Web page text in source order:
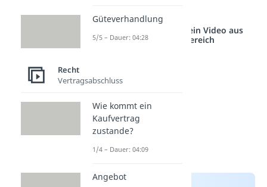
Studyflix vernetzt: Hier ein Video aus
einem anderen Bereich
Güteverhandlung
5/5 – Dauer: 04:28
Recht
Vertragsabschluss
Wie kommt ein
Kaufvertrag
zustande?
1/4 – Dauer: 04:09
Angebot